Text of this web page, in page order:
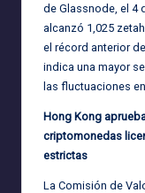
de Glassnode, el 4
alcanzó 1,025
el récord anterior
indica una mayor
las fluctuaciones
Hong Kong
criptomonedas
estrictas
La Comisión de